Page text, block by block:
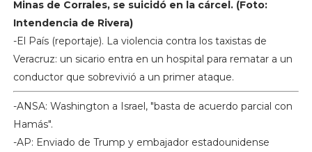
Minas de Corrales, se suicidó en la cárcel. (Foto:
Intendencia de Rivera)
-El País (reportaje). La violencia contra los taxistas de
Veracruz: un sicario entra en un hospital para rematar a un
conductor que sobrevivió a un primer ataque.
-ANSA: Washington a Israel, "basta de acuerdo parcial con
Hamás".
-AP: Enviado de Trump y embajador estadounidense